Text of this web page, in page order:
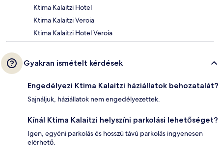
Ktima Kalaitzi Hotel
Ktima Kalaitzi Veroia
Ktima Kalaitzi Hotel Veroia
Gyakran ismételt kérdések
Engedélyezi Ktima Kalaitzi háziállatok behozatalát?
Sajnáljuk, háziállatok nem engedélyezettek.
Kínál Ktima Kalaitzi helyszíni parkolási lehetőséget?
Igen, egyéni parkolás és hosszú távú parkolás ingyenesen
elérhető.